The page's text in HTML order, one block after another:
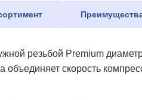
резьбой Premium
объединяет скорость